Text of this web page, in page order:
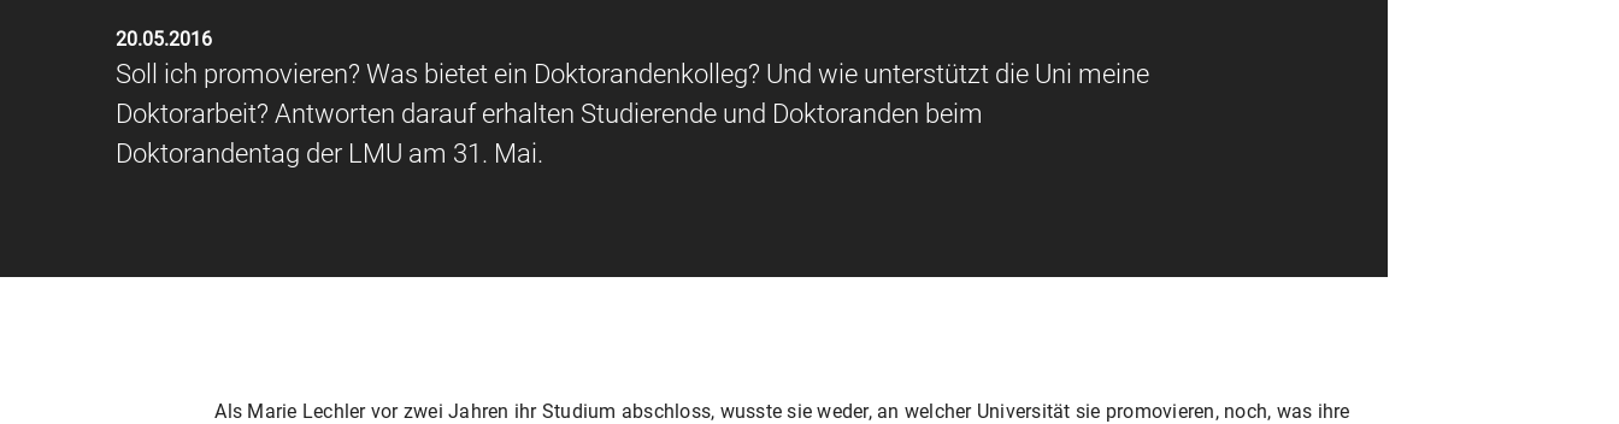
20.05.2016
Soll ich promovieren? Was bietet ein Doktorandenkolleg? Und wie unterstützt die Uni meine
Doktorarbeit? Antworten darauf erhalten Studierende und Doktoranden beim
Doktorandentag der LMU am 31. Mai.
Als Marie Lechler vor zwei Jahren ihr Studium abschloss, wusste sie weder, an welcher Universität sie promovieren, noch, was ihre